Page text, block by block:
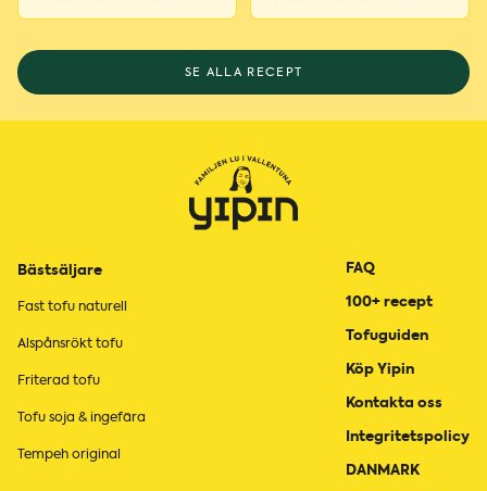
SE ALLA RECEPT
Bästsäljare
Fast tofu naturell
Alspånsrökt tofu
Friterad tofu
Tofu soja & ingefära
Tempeh original
FAQ
100+ recept
Tofuguiden
Köp Yipin
Kontakta oss
Integritetspolicy
DANMARK